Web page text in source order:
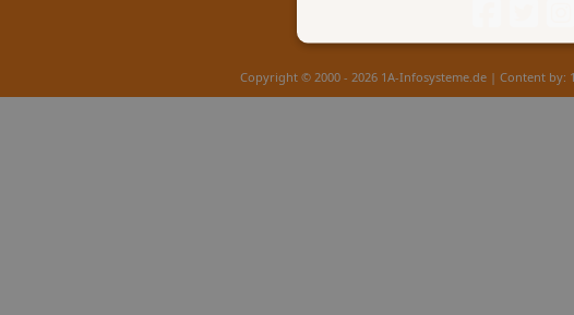
Copyright © 2000 - 2026 1A-Infosysteme.de | Content by: